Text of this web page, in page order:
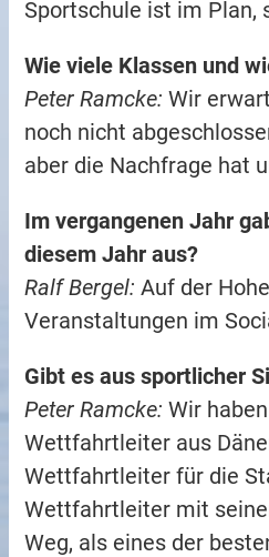
Sportschule ist im Plan,
Wie viele Klassen und
Peter Ramcke: Wir
noch nicht
aber die Nachfrage hat
Im vergangenen Jahr
diesem Jahr aus?
Ralf Bergel: Auf der
Veranstaltungen im
Gibt es aus sportlicher
Peter Ramcke: Wir
Wettfahrtleiter aus
Wettfahrtleiter für die
Wettfahrtleiter mit
Weg, als eines der